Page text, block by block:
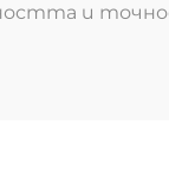
и